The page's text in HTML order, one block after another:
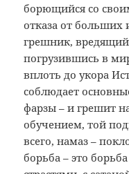
борющийся со
отказа от больших
грешник,
погрузившись в
вплоть до укора
соблюдает
фарзы – и грешит
обучением, той
всего, намаз –
борьба – это